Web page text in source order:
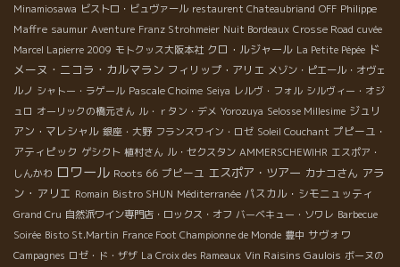
Minamiosawa ビストロ・ビュヴァール restaurent Chateaubriand OFF Philippe
Maffre saumur Aventure Franz Strohmeier Nuit Bordeaux Crosse Road cuvée
Marcel Lapierre 2009 モトクッス大阪本社 クロ・ルジャール La Petite Pépée ド
メーヌ・ニコラ・カルマラン フィリップ・アリエ メゾン・ピエール・オヴェ
ルノ シャトー・ラゲール Pascale Choime Seiya レルヴ・フォル シルヴィー・オジ
ュロ オーリックの橋元さん ル・ｒタン・デメ Yorozuya Selosse Millesime ジュリ
アン・マレシャル 銀座・大野 フランスワイン・ロゼ Soleil Couchant プピーユ・
アティピック ゲシクト 植村さん ル・セクスタン AMMERSCHEWIHR エスポア・
しんかわ ロワール Roots 66 プピーユ エスポア・ツアー カナコさん アラ
ン・アリエ Romain Bistro SHUN Méditerranée パスカル・シモニュッティ
Grand Cru 自然派ワイン専門店・ロックス・オフ バーベキュー・ソワレ Barbecue
Soirée Bisto St.Martin France Foot Championne de Monde 豊中 サヴォワ
Campagnes ロゼ・ド・ザザ La Croix des Rameaux Vin Raisins Gaulois ボーヌの